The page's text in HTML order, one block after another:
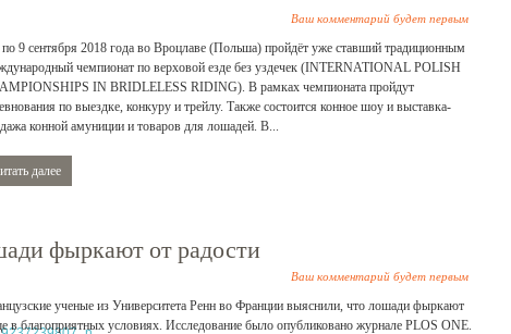
Ваш комментарий будет первым
9 сентября 2018 года во Вроцлаве (Польша) пройдёт уже ставший традиционным
чемпионат по верховой езде без уздечек (INTERNATIONAL POLISH
IN BRIDLELESS RIDING). В рамках чемпионата пройдут
по выездке, конкуру и трейлу. Также состоится конное шоу и выставка-
конной амуниции и товаров для лошадей. В...
далее
фыркают от радости
Ваш комментарий будет первым
ученые из Университета Ренн во Франции выяснили, что лошади фыркают
в благоприятных условиях. Исследование было опубликовано журнале PLOS ONE.